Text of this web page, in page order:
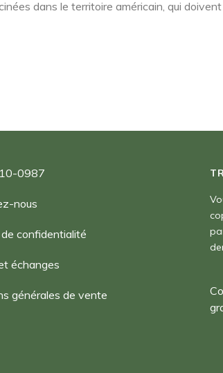
dans le territoire américain, qui doivent
0987
nous
confidentialité
échanges
générales de vente